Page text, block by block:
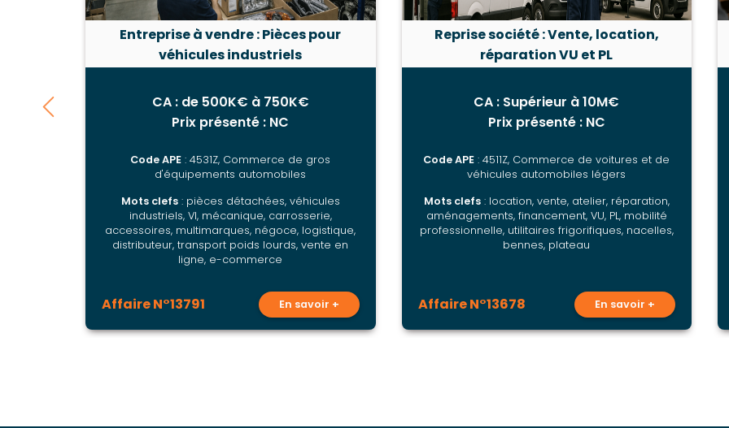
Entreprise à vendre : Pièces pour
véhicules industriels
CA : de 500K€ à 750K€
Prix présenté : NC
Code APE : 4531Z, Commerce de gros
d'équipements automobiles
Mots clefs: pièces détachées, véhicules
industriels, VI, mécanique, carrosserie,
accessoires, multimarques, négoce, logistique,
distributeur, transport poids lourds, vente en
ligne, e-commerce
Affaire N°13791 En savoir +
Reprise société : Vente, location,
réparation VU et PL
CA : Supérieur à 10M€
Prix présenté : NC
Code APE : 4511Z, Commerce de voitures et de
véhicules automobiles légers
Mots clefs: location, vente, atelier, réparation,
aménagements, financement, VU, PL, mobilité
professionnelle, utilitaires frigorifiques, nacelles,
bennes, plateau
Affaire N°13678 En savoir +